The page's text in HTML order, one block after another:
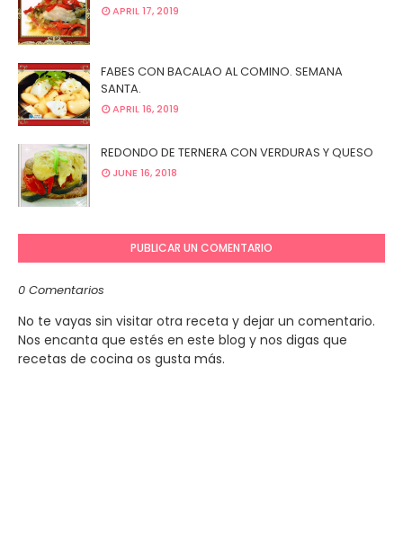
APRIL 17, 2019
FABES CON BACALAO AL COMINO. SEMANA
SANTA.
APRIL 16, 2019
REDONDO DE TERNERA CON VERDURAS Y QUESO
JUNE 16, 2018
PUBLICAR UN COMENTARIO
0 Comentarios
No te vayas sin visitar otra receta y dejar un comentario.
Nos encanta que estés en este blog y nos digas que
recetas de cocina os gusta más.